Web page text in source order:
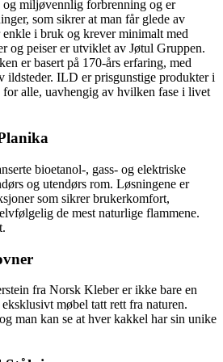
miljøvennlig forbrenning og er
som sikrer at man får glede av
enkle i bruk og krever minimalt med
og peiser er utviklet av Jøtul Gruppen.
er basert på 170-års erfaring, med
ildsteder. ILD er prisgunstige produkter i
alle, uavhengig av hvilken fase i livet
bioetanol-, gass- og elektriske
og utendørs rom. Løsningene er
som sikrer brukerkomfort,
de mest naturlige flammene.
fra Norsk Kleber er ikke bare en
møbel tatt rett fra naturen.
man kan se at hver kakkel har sin unike